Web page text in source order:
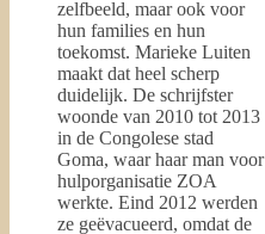
zelfbeeld, maar ook voor
hun families en hun
toekomst. Marieke Luiten
maakt dat heel scherp
duidelijk. De schrijfster
woonde van 2010 tot 2013
in de Congolese stad
Goma, waar haar man voor
hulporganisatie ZOA
werkte. Eind 2012 werden
ze geëvacueerd, omdat de